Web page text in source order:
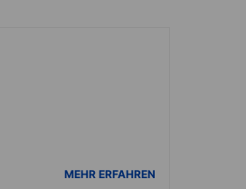
MEHR ERFAHREN